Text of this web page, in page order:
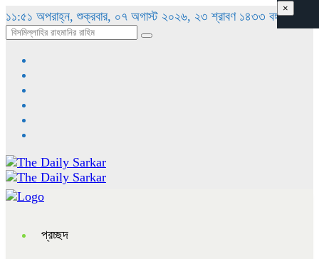
১১:৫১ অপরাহ্ন, শুক্রবার, ০৭ অগাস্ট ২০২৬, ২৩ শ্রাবণ ১৪৩৩ বঙ্গাব্দ
প্রচ্ছদ
×